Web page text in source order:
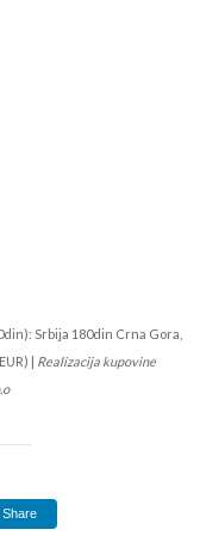
Srbija 180din Crna Gora,
| Realizacija kupovine
Share